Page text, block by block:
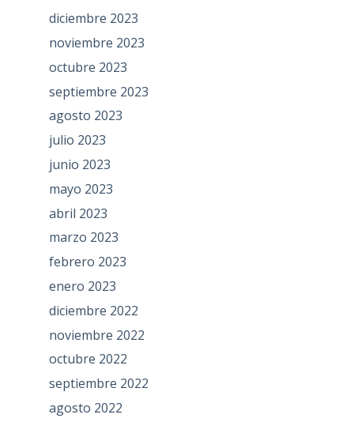
diciembre 2023
noviembre 2023
octubre 2023
septiembre 2023
agosto 2023
julio 2023
junio 2023
mayo 2023
abril 2023
marzo 2023
febrero 2023
enero 2023
diciembre 2022
noviembre 2022
octubre 2022
septiembre 2022
agosto 2022